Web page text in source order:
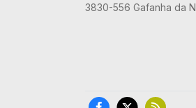
3830-556 Gafanha da